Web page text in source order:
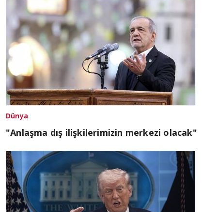
Dünya
"Anlaşma dış ilişkilerimizin merkezi olacak"